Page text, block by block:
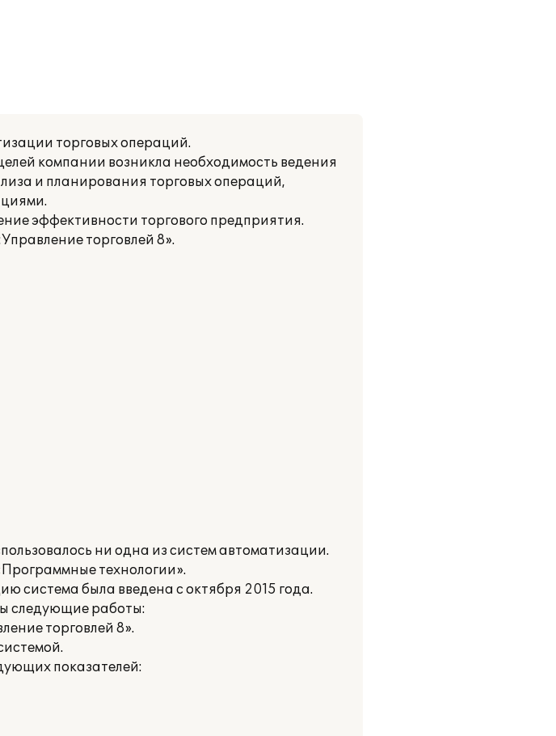
торговых операций.
компании возникла необходимость ведения
и планирования торговых операций,
эффективности торгового предприятия.
торговлей 8».
ни одна из систем автоматизации.
технологии».
система была введена с октября 2015 года.
следующие работы:
торговлей 8».
показателей: